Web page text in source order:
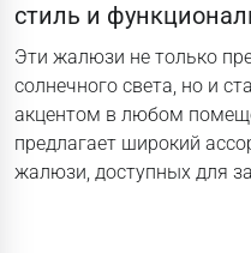
стиль и
Эти жалюзи не только
солнечного света, но и
акцентом в любом
предлагает широкий
жалюзи, доступных для